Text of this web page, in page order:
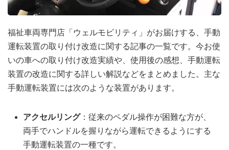
福祉車両専門店「ウェルモビリティ」がお届けする、手動
運転装置の取り付け改造に関する記事の一覧です。今お使
いの車への取り付け改造実績や、使用後の感想、手動運転
装置の改造に関する詳しい解説などをまとめました。 主な
手動運転装置には次のような装置があります。
アクセルリング：従来のペダル操作が困難な方が、
両手でハンドルを握りながら運転できるようにする
手動運転装置の一種です。